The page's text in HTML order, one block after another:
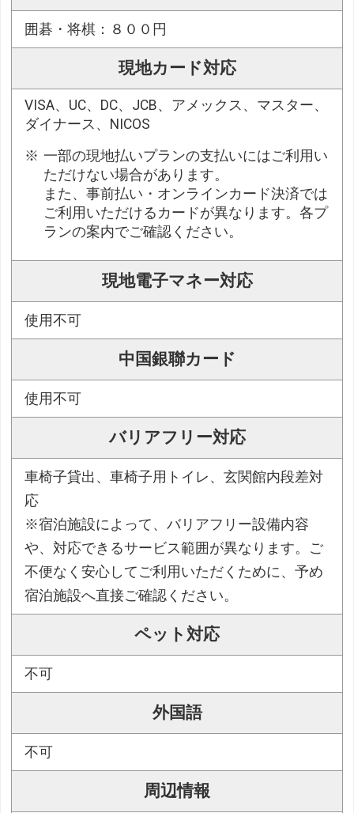
囲碁・将棋：８００円
現地カード対応
VISA、UC、DC、JCB、アメックス、マスター、
ダイナース、NICOS
一部の現地払いプランの支払いにはご利用い
ただけない場合があります。
また、事前払い・オンラインカード決済では
ご利用いただけるカードが異なります。各プ
ランの案内でご確認ください。
現地電子マネー対応
使用不可
中国銀聯カード
使用不可
バリアフリー対応
車椅子貸出、車椅子用トイレ、玄関館内段差対
応
※宿泊施設によって、バリアフリー設備内容
や、対応できるサービス範囲が異なります。ご
不便なく安心してご利用いただくために、予め
宿泊施設へ直接ご確認ください。
ペット対応
不可
外国語
不可
周辺情報